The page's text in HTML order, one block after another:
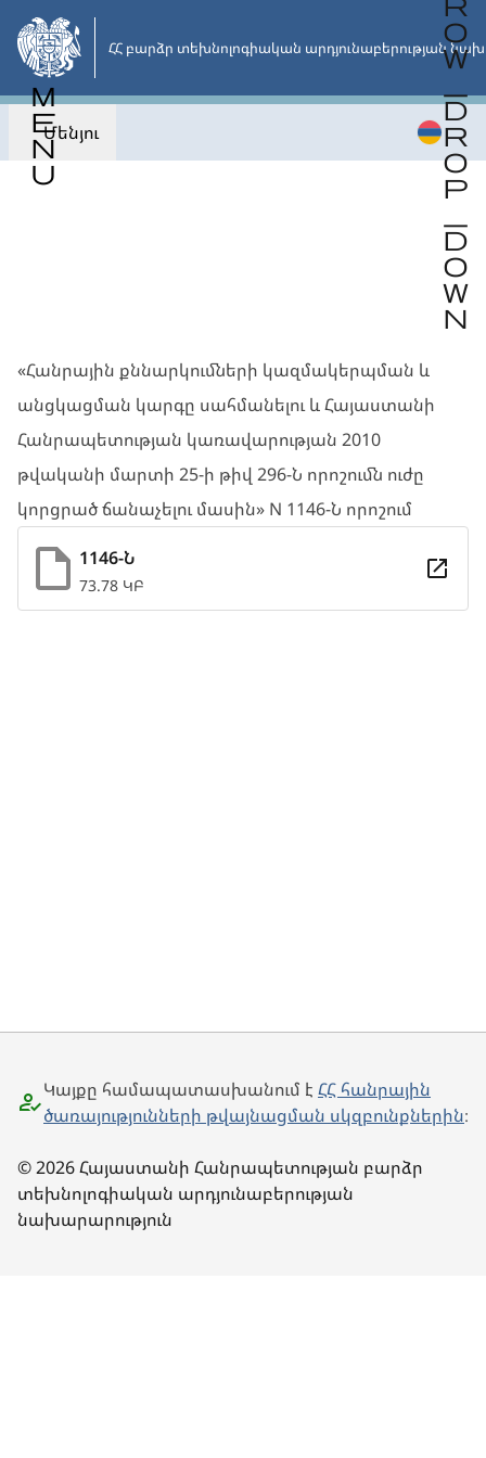
Անցնել
հիմնական
բովանդակությանը
ՀՀ բարձր տեխնոլոգիական արդյունաբերության
Մենյու
«Հանրային քննարկումների կազմակերպման և
անցկացման կարգը սահմանելու և Հայաստանի
Հանրապետության կառավարության 2010
թվականի մարտի 25-ի թիվ 296-Ն որոշումն ուժը
կորցրած ճանաչելու մասին» N 1146-Ն որոշում
1146-Ն
73.78 ԿԲ
Կայքը համապատասխանում է ՀՀ հանրային
ծառայությունների թվայնացման սկզբունքներին։
© 2026 Հայաստանի Հանրապետության բարձր
տեխնոլոգիական արդյունաբերության
նախարարություն